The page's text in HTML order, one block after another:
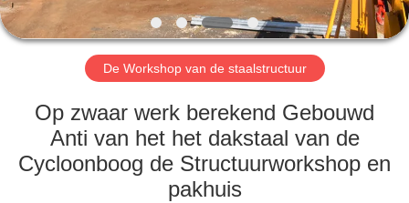
VR
-
OVER
ONS
De Workshop van de staalstructuur
Op zwaar werk berekend Gebouwd
Anti van het het dakstaal van de
Cycloonboog de Structuurworkshop en
pakhuis